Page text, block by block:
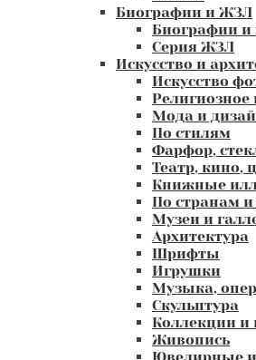
Биографии и ЖЗЛ
Биографии
Серия ЖЗЛ
Искусство и
Искусство
Религиозное
Мода и
По стилям
Фарфор,
Театр, кино,
Книжные
По странам
Музеи и
Архитектура
Шрифты
Игрушки
Музыка,
Скульптура
Коллекции и
Живопись